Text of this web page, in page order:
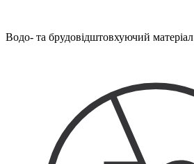
Водо- та брудовідштовхуючий матеріал